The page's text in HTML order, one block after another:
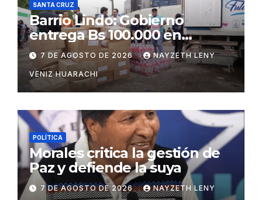
SANTA CRUZ
Barrio Lindo: Gobierno
entrega Bs 100.000 en
insumos para afectados
7 DE AGOSTO DE 2026 NAYZETH LENY
VENIZ HUARACHI
POLÍTICA
Morales critica la gestión de
Paz y defiende la suya
7 DE AGOSTO DE 2026 NAYZETH LENY